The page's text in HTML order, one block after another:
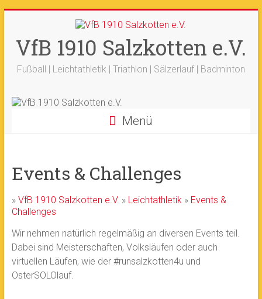
springen
VfB 1910 Salzkotten e.V.
Fußball | Leichtathletik | Triathlon | Sälzerlauf | Badminton
Menü
Events & Challenges
» VfB 1910 Salzkotten e.V. » Leichtathletik » Events &
Challenges
Wir nehmen natürlich regelmäßig an diversen Events teil.
Dabei sind Meisterschaften, Volksläufen oder auch
virtuellen Läufen, wie der #runsalzkotten4u und
OsterSOLOlauf.
+++ 21-03. -33. Sälzerlauf+++
Ergebnisse +++ Beitrag vom saelzer.tv
ist online
+++ Fotos sind online+++
+++ 18.-19.04. -Werfertage +++
Ok!